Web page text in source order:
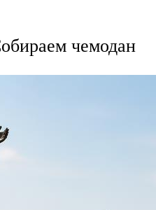
чемодан